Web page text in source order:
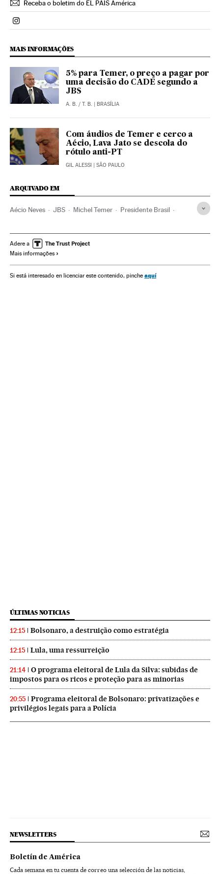
Receba o boletim do EL PAÍS América
Politica El País Brasil en Instagram
MAIS INFORMAÇÕES
5% para Temer, o preço a pagar por
uma decisão do CADE segundo a
JBS
A. B. / T. B. | BRASÍLIA
Com áudios de Temer e cerco a
Aécio, Lava Jato se descola do
rótulo anti-PT
GIL ALESSI | SÃO PAULO
ARQUIVADO EM
Aécio Neves JBS Michel Temer Presidente Brasil
América do Sul América Latina
Empresas
Economia Política Administração pública
Adere a
Mais informações
Si está interesado en licenciar este contenido, pinche aquí
ÚLTIMAS NOTICIAS
12:15 Bolsonaro, a destruição como estratégia
12:15 Lula, uma ressurreição
21:14
O programa eleitoral de Lula da Silva: subidas de
impostos para os ricos e proteção para as minorias
20:55
Programa eleitoral de Bolsonaro: privatizações e
privilégios legais para a Polícia
NEWSLETTERS
Boletín de América
Cada semana en tu cuenta de correo una selección de las noticias,